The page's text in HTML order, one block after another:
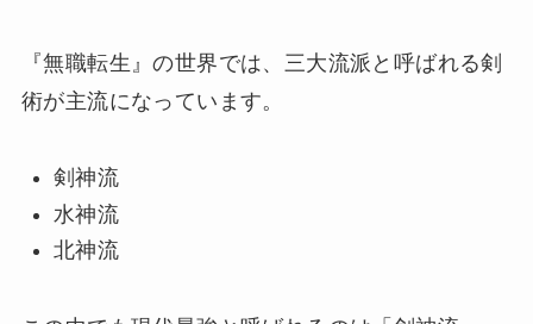
『無職転生』の世界では、三大流派と呼ばれる剣
術が主流になっています。
剣神流
水神流
北神流